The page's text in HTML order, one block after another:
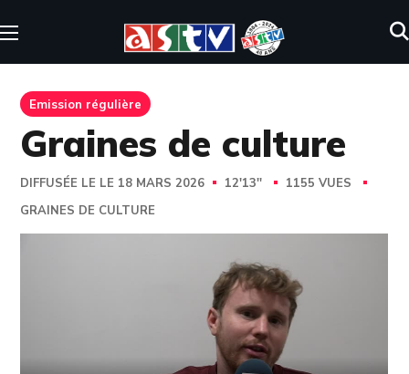
Emission régulière
Graines de culture
DIFFUSÉE LE LE 18 MARS 2026 12'13''
1155 VUES
GRAINES DE CULTURE